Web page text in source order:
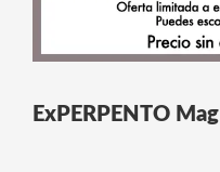
ExPERPENTO Mag